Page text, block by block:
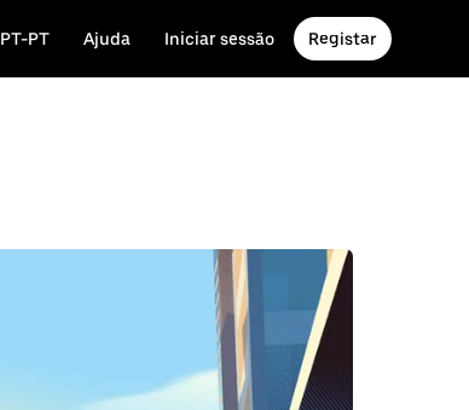
PT-PT Ajuda Iniciar sessão Registar